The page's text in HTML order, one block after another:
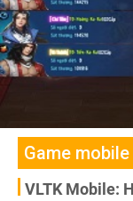
Game mobile
VLTK Mobile: